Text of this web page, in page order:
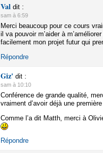
Val dit :
sam à 6:59
Merci beaucoup pour ce cours
il va pouvoir m’aider à
facilement mon projet futur qui
Répondre
Giz' dit :
sam à 10:10
Conférence de grande qualité,
vraiment d’avoir déjà une
Comme l’a dit Matth, merci à
Répondre